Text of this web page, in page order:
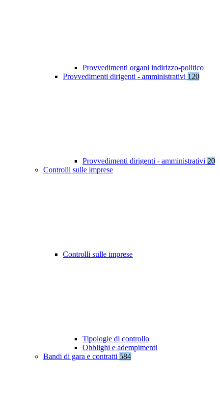
Provvedimenti organi indirizzo-politico
Provvedimenti dirigenti - amministrativi 120
Provvedimenti dirigenti - amministrativi 20
Controlli sulle imprese
Controlli sulle imprese
Tipologie di controllo
Obblighi e adempimenti
Bandi di gara e contratti 584